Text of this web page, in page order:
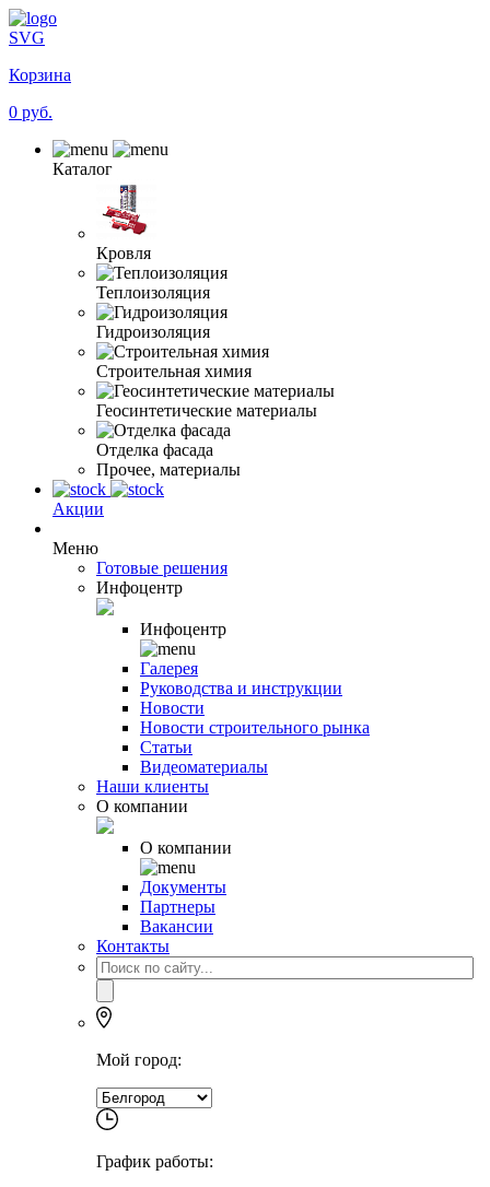
SVG
Корзина
0 руб.
Каталог
Кровля
Теплоизоляция
Гидроизоляция
Строительная химия
Геосинтетические материалы
Отделка фасада
Прочее, материалы
Акции
Меню
Готовые решения
Инфоцентр
Инфоцентр
Галерея
Руководства и инструкции
Новости
Новости строительного рынка
Статьи
Видеоматериалы
Наши клиенты
О компании
О компании
Документы
Партнеры
Вакансии
Контакты
Мой город:
График работы: